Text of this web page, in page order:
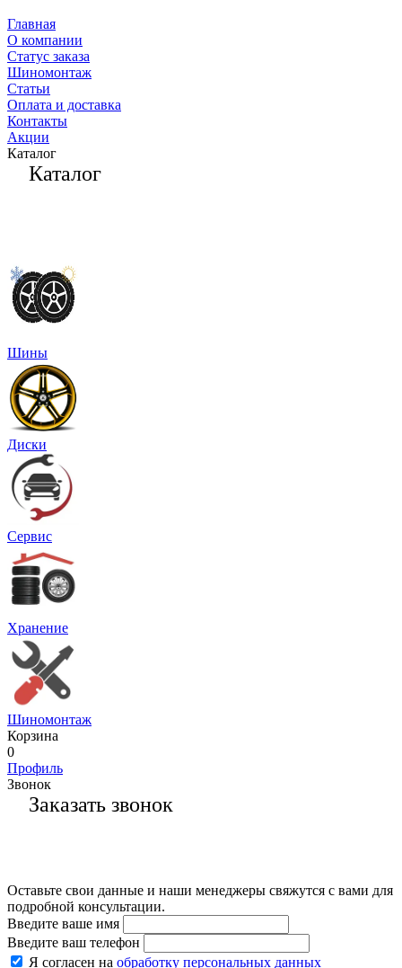
Главная
О компании
Статус заказа
Шиномонтаж
Статьи
Оплата и доставка
Контакты
Акции
Каталог
Каталог
Шины
Диски
Сервис
Хранение
Шиномонтаж
Корзина
0
Профиль
Звонок
Заказать звонок
Оставьте свои данные и наши менеджеры свяжутся с вами для
подробной консультации.
Введите ваше имя
Введите ваш телефон
Я согласен на обработку персональных данных